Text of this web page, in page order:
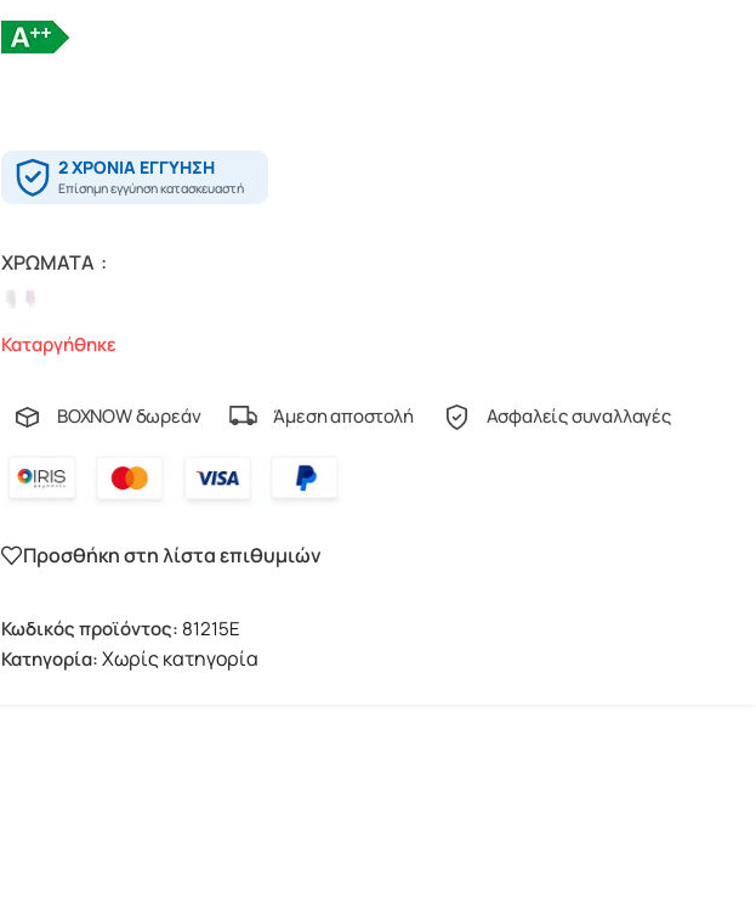
ΧΡΏΜΑΤΑ
Καταργήθηκε
BOXNOW δωρεάν Άμεση αποστολή Ασφαλείς συναλλαγές
Προσθήκη στη λίστα επιθυμιών
Κωδικός προϊόντος: 81215E
Κατηγορία:Χωρίς κατηγορία